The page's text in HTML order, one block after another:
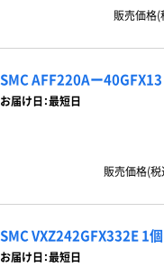
販売価格(
SMC AFF220Aー40GFX13
お届け日：最短日
販売価格(税
SMC VXZ242GFX332E 1個
お届け日：最短日